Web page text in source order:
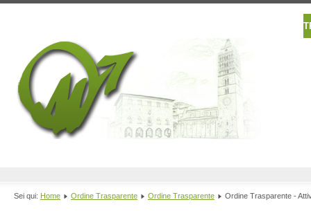
Sei qui: Home Ordine Trasparente Ordine Trasparente Ordine Trasparente -